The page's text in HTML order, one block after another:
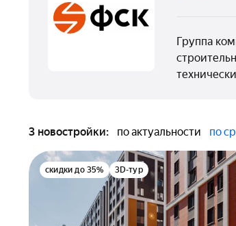
Группа
3 новостройки: по актуальности по
скидки до 35% 3D-тур